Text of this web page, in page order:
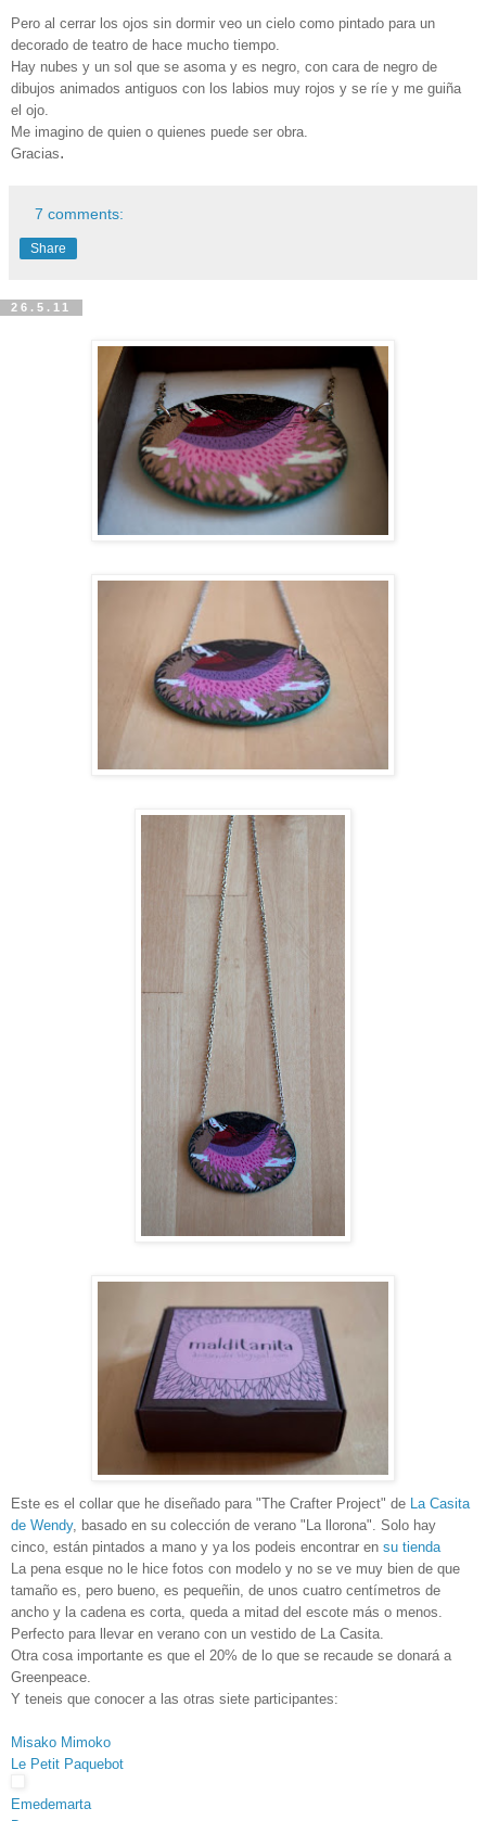
Pero al cerrar los ojos sin dormir veo un cielo como pintado para un
decorado de teatro de hace mucho tiempo.
Hay nubes y un sol que se asoma y es negro, con cara de negro de
dibujos animados antiguos con los labios muy rojos y se ríe y me guiña
el ojo.
Me imagino de quien o quienes puede ser obra.
Gracias.
7 comments:
Share
26.5.11
Este es el collar que he diseñado para "The Crafter Project" de La Casita
de Wendy, basado en su colección de verano "La llorona". Solo hay
cinco, están pintados a mano y ya los podeis encontrar en su tienda
La pena esque no le hice fotos con modelo y no se ve muy bien de que
tamaño es, pero bueno, es pequeñin, de unos cuatro centímetros de
ancho y la cadena es corta, queda a mitad del escote más o menos.
Perfecto para llevar en verano con un vestido de La Casita.
Otra cosa importante es que el 20% de lo que se recaude se donará a
Greenpeace.
Y teneis que conocer a las otras siete participantes:
Misako Mimoko
Le Petit Paquebot
Emedemarta